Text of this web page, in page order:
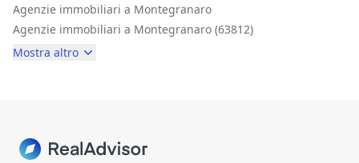
Agenzie immobiliari a Montegranaro
Agenzie immobiliari a Montegranaro (63812)
Mostra altro